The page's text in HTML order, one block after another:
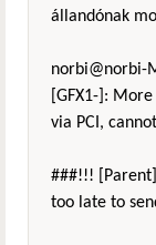
állandónak
norbi@norbi-
[GFX1-]:
via PCI,
###!!!
too late to